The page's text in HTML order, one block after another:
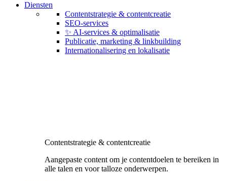
Diensten
Contentstrategie & contentcreatie
SEO-services
✨ AI-services & optimalisatie
Publicatie, marketing & linkbuilding
Internationalisering en lokalisatie
Contentstrategie & contentcreatie
Aangepaste content om je contentdoelen te bereiken in
alle talen en voor talloze onderwerpen.